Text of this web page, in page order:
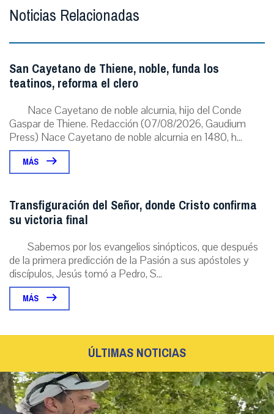
Noticias Relacionadas
San Cayetano de Thiene, noble, funda los
teatinos, reforma el clero
Nace Cayetano de noble alcurnia, hijo del Conde
Gaspar de Thiene. Redacción (07/08/2026, Gaudium
Press) Nace Cayetano de noble alcurnia en 1480, h...
MÁS
Transfiguración del Señor, donde Cristo confirma
su victoria final
Sabemos por los evangelios sinópticos, que después
de la primera predicción de la Pasión a sus apóstoles y
discípulos, Jesús tomó a Pedro, S...
MÁS
ÚLTIMAS NOTICIAS